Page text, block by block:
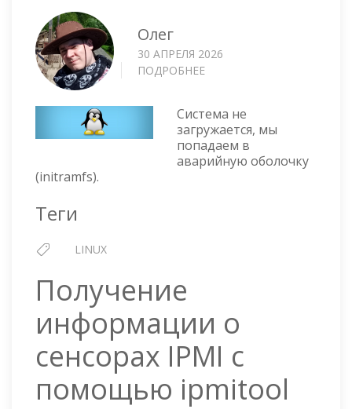
Олег
30 АПРЕЛЯ 2026
ПОДРОБНЕЕ
РЕАНИМИРУЕМ
INTEL
RST
RAID
Система не
загружается, мы
попадаем в
аварийную оболочку
(initramfs).
Теги
LINUX
Получение
информации о
сенсорах IPMI с
помощью ipmitool